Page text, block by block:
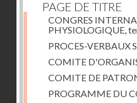
PAGE DE TITRE
CONGRES
PHYSIOLOGIQUE,
PROCES-VERBAUX
COMITE
COMITE DE
PROGRAMME DU